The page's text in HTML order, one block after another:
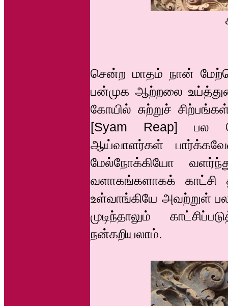
சென்ற மாதம் நான்
பன்முக ஆற்றலை
கோயில் சுற்றுச்
[Syam Reap] பல
ஆய்வாளர்கள்
மேல்நோக்கியோ
வளாகங்களாகக்
உள்வாங்கியே அவற்றுள் பல
முடிந்தாலும்
நன்கறியலாம்.